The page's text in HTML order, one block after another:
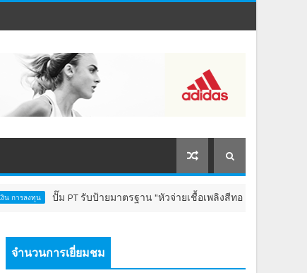
ปั๊ม PT รับป้ายมาตรฐาน "หัวจ่ายเชื้อเพลิงสีทอง" ตอกย้ำบริการโปร่งใ
จำนวนการเยี่ยมชม